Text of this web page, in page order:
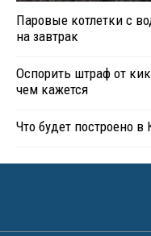
Паровые котлетки с
на завтрак
Оспорить штраф от
чем кажется
Что будет построено